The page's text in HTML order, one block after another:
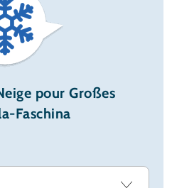
pour Großes
Faschina